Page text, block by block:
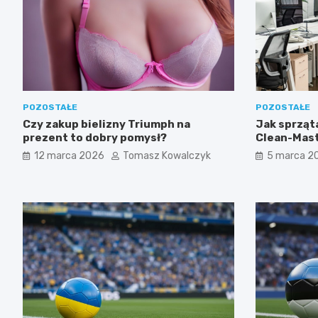
POZOSTAŁE
Czy zakup bielizny Triumph na
prezent to dobry pomysł?
12 marca 2026 Tomasz Kowalczyk
POZOSTAŁE
Jak
Clean-
firmy w
5 marca